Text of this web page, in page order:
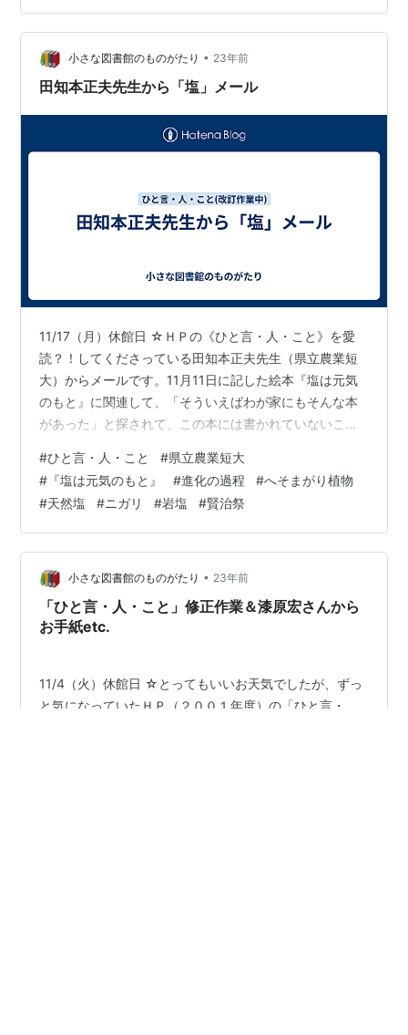
いた思いがけないメールです・・・「私がこのホームペ
ージを知ったのは、山下すてさんを検索したことからで
した」・・・朝日歌壇を通し、今は亡き…
小さな図書館のものがたり • 23年前
田知本正夫先生から「塩」メール
11/17（月）休館日 ☆ＨＰの《ひと言・人・こと》を愛
読？！してくださっている田知本正夫先生（県立農業短
大）からメールです。11月11日に記した絵本『塩は元気
のもと』に関連して、「そういえばわが家にもそんな本
があった」と探されて、この本には書かれていないこと
が海から陸へ上がるとき、生き残り作戦上の大きな分か
れ目があった〉のだそうで、塩が動物にとってこそ「元
気の元」となる訳や植物が海を捨てた理由（へそまがり
植物も存在するらしい！）、そして微生物にとって塩の
もつ意味、ちなみに国産の天然塩と称されているものも
輸入塩にニガリを混ぜて作っているものが…
#ひと言・人・こと #県立農業短大
# 『塩は元気のもと』 #進化の過程 #へそまがり植物
#天然塩 #ニガリ #岩塩 #賢治祭
小さな図書館のものがたり • 23年前
「ひと言・人・こと」修正作業＆漆原宏さんから
お手紙etc.
11/4（火）休館日 ☆とってもいいお天気でしたが、ずっ
と気になっていたＨＰ（２００１年度）の「ひと言・